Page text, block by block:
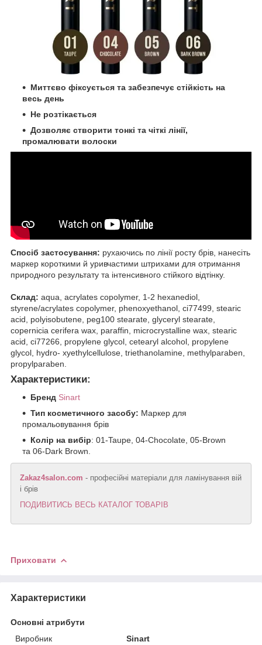
Миттєво фіксується та забезпечує стійкість на
весь день
Не розтікається
Дозволяє створити тонкі та чіткі лінії,
промалювати волоски
Спосіб застосування: рухаючись по лінії росту брів, нанесіть
маркер короткими й уривчастими штрихами для отримання
природного результату та інтенсивного стійкого відтінку.
Склад: aqua, acrylates copolymer, 1-2 hexanediol,
styrene/acrylates copolymer, phenoxyethanol, ci77499, stearic
acid, polyisobutene, peg100 stearate, glyceryl stearate,
copernicia cerifera wax, paraffin, microcrystalline wax, stearic
acid, ci77266, propylene glycol, cetearyl alcohol, propylene
glycol, hydro- xyethylcellulose, triethanolamine, methylparaben,
propylparaben.
Характеристики:
Бренд Sinart
Тип косметичного засобу: Маркер для
промальовування брів
Колір на вибір: 01-Taupe, 04-Chocolate, 05-Brown
та 06-Dark Brown.
Zakaz4salon.com - професійні матеріали для ламінування вій
і брів
ПОДИВИТИСЬ ВЕСЬ КАТАЛОГ ТОВАРІВ
Приховати
Характеристики
Основні атрибути
Виробник
Sinart